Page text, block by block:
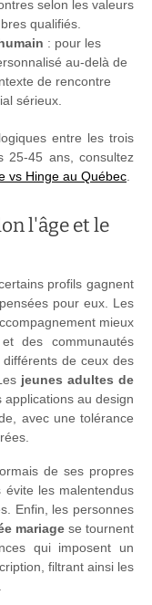
selon les valeurs
qualifiés.
: pour les
au-delà de
de rencontre
sérieux.
entre les trois
25-45 ans, consultez
vs Hinge au Québec
l'âge et le
profils gagnent
pour eux. Les
mieux
des communautés
de ceux des
jeunes adultes de
au design
avec une tolérance
de ses propres
évite les malentendus
Enfin, les personnes
mariagese tournent
qui imposent un
filtrant ainsi les